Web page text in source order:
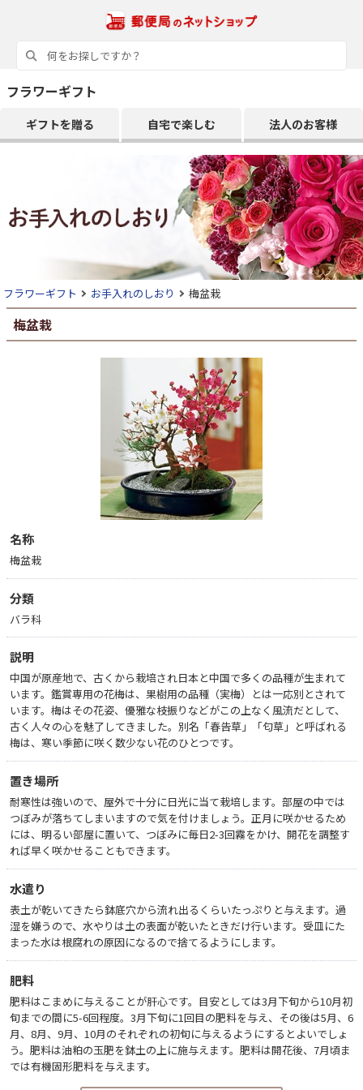
フラワーギフト
ギフトを贈る 自宅で楽しむ 法人のお客様
フラワーギフト お手入れのしおり 梅盆栽
梅盆栽
名称
梅盆栽
分類
バラ科
説明
中国が原産地で、古くから栽培され日本と中国で多くの品種が生まれて
います。鑑賞専用の花梅は、果樹用の品種（実梅）とは一応別とされて
います。梅はその花姿、優雅な枝振りなどがこの上なく風流だとして、
古く人々の心を魅了してきました。別名「春告草」「匂草」と呼ばれる
梅は、寒い季節に咲く数少ない花のひとつです。
置き場所
耐寒性は強いので、屋外で十分に日光に当て栽培します。部屋の中では
つぼみが落ちてしまいますので気を付けましょう。正月に咲かせるため
には、明るい部屋に置いて、つぼみに毎日2-3回霧をかけ、開花を調整す
れば早く咲かせることもできます。
水遣り
表土が乾いてきたら鉢底穴から流れ出るくらいたっぷりと与えます。過
湿を嫌うので、水やりは土の表面が乾いたときだけ行います。受皿にた
まった水は根腐れの原因になるので捨てるようにします。
肥料
肥料はこまめに与えることが肝心です。目安としては3月下旬から10月初
旬までの間に5-6回程度。3月下旬に1回目の肥料を与え、その後は5月、6
月、8月、9月、10月のそれぞれの初旬に与えるようにするとよいでしょ
う。肥料は油粕の玉肥を鉢土の上に施与えます。肥料は開花後、7月頃ま
では有機固形肥料を与えます。